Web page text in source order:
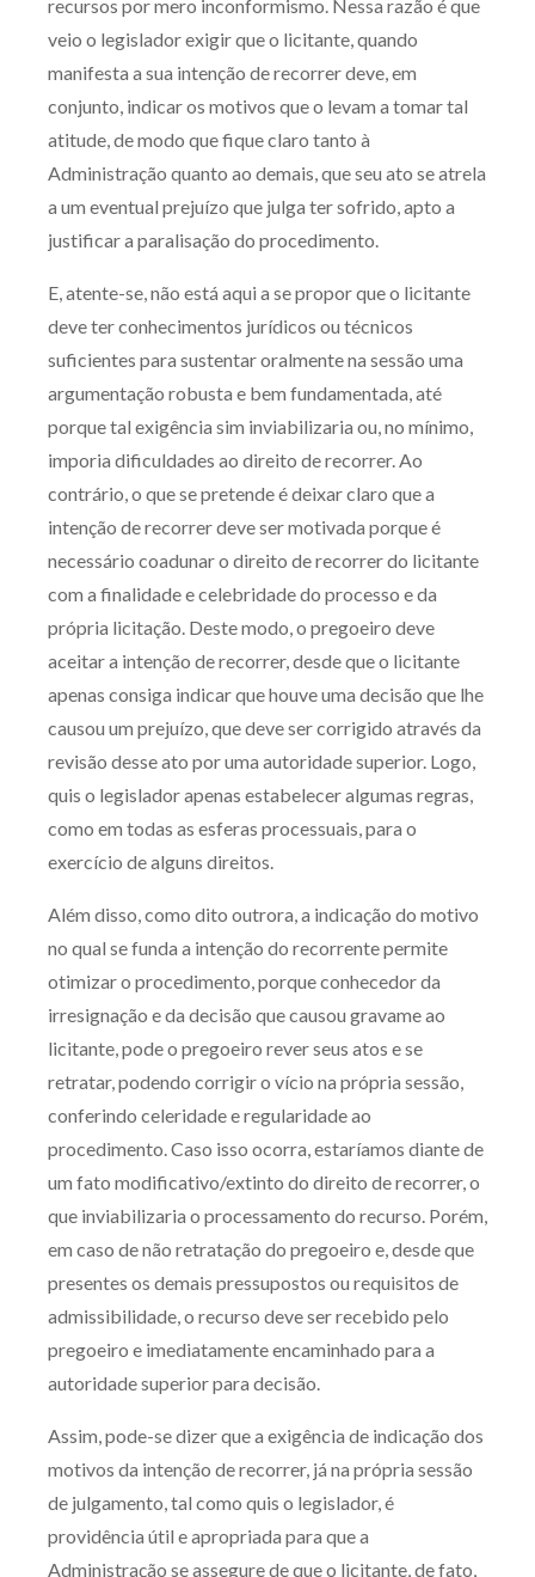
recursos por mero inconformismo. Nessa razão é que
veio o legislador exigir que o licitante, quando
manifesta a sua intenção de recorrer deve, em
conjunto, indicar os motivos que o levam a tomar tal
atitude, de modo que fique claro tanto à
Administração quanto ao demais, que seu ato se atrela
a um eventual prejuízo que julga ter sofrido, apto a
justificar a paralisação do procedimento.
E, atente-se, não está aqui a se propor que o licitante
deve ter conhecimentos jurídicos ou técnicos
suficientes para sustentar oralmente na sessão uma
argumentação robusta e bem fundamentada, até
porque tal exigência sim inviabilizaria ou, no mínimo,
imporia dificuldades ao direito de recorrer. Ao
contrário, o que se pretende é deixar claro que a
intenção de recorrer deve ser motivada porque é
necessário coadunar o direito de recorrer do licitante
com a finalidade e celebridade do processo e da
própria licitação. Deste modo, o pregoeiro deve
aceitar a intenção de recorrer, desde que o licitante
apenas consiga indicar que houve uma decisão que lhe
causou um prejuízo, que deve ser corrigido através da
revisão desse ato por uma autoridade superior. Logo,
quis o legislador apenas estabelecer algumas regras,
como em todas as esferas processuais, para o
exercício de alguns direitos.
Além disso, como dito outrora, a indicação do motivo
no qual se funda a intenção do recorrente permite
otimizar o procedimento, porque conhecedor da
irresignação e da decisão que causou gravame ao
licitante, pode o pregoeiro rever seus atos e se
retratar, podendo corrigir o vício na própria sessão,
conferindo celeridade e regularidade ao
procedimento. Caso isso ocorra, estaríamos diante de
um fato modificativo/extinto do direito de recorrer, o
que inviabilizaria o processamento do recurso. Porém,
em caso de não retratação do pregoeiro e, desde que
presentes os demais pressupostos ou requisitos de
admissibilidade, o recurso deve ser recebido pelo
pregoeiro e imediatamente encaminhado para a
autoridade superior para decisão.
Assim, pode-se dizer que a exigência de indicação dos
motivos da intenção de recorrer, já na própria sessão
de julgamento, tal como quis o legislador, é
providência útil e apropriada para que a
Administração se assegure de que o licitante, de fato,